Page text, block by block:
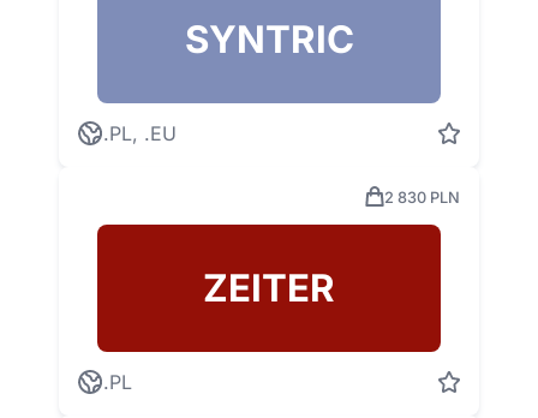
SYNTRIC
.PL, .EU
2 830 PLN
ZEITER
.PL